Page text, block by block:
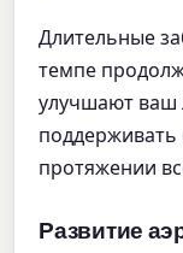
Длительные
темпе
улучшают ваш
поддерживать
протяжении
Развитие